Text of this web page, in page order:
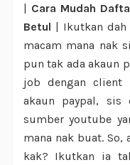
| Cara Mudah
Betul | Ikutkan dah
macam mana nak
pun tak ada akaun
job dengan client
akaun paypal, sis
sumber youtube
mana nak buat. So,
kak? Ikutkan ia